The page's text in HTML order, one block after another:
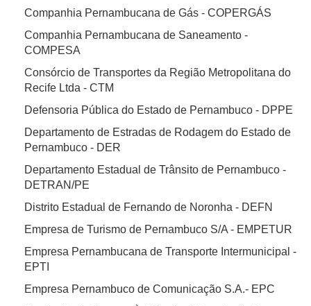
Companhia Pernambucana de Gás - COPERGÁS
Companhia Pernambucana de Saneamento -
COMPESA
Consórcio de Transportes da Região Metropolitana do
Recife Ltda - CTM
Defensoria Pública do Estado de Pernambuco - DPPE
Departamento de Estradas de Rodagem do Estado de
Pernambuco - DER
Departamento Estadual de Trânsito de Pernambuco -
DETRAN/PE
Distrito Estadual de Fernando de Noronha - DEFN
Empresa de Turismo de Pernambuco S/A - EMPETUR
Empresa Pernambucana de Transporte Intermunicipal -
EPTI
Empresa Pernambuco de Comunicação S.A.- EPC